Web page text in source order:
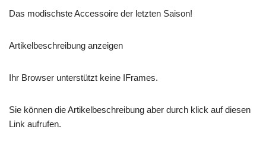
Das modischste Accessoire der letzten Saison!
Artikelbeschreibung anzeigen
Ihr Browser unterstützt keine IFrames.
Sie können die Artikelbeschreibung aber durch klick auf diesen
Link aufrufen.